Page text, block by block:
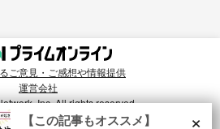
ご意見・ご感想や情報提供
運営会社
Inc. All rights reserved.
興味・関⼼に合致したコンテンツや広告配信を提供する
×
【この記事もオススメ】